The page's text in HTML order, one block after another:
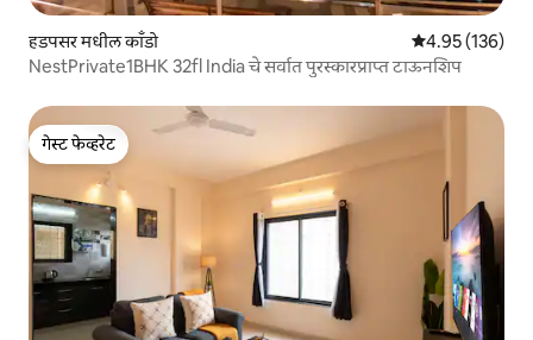
हडपसर मधील काँडो 5 पैकी 4.95
4.95 (136)
NestPrivate1BHK 32fl India चे सर्वात पुरस्कारप्राप्त टाऊनशिप
गेस्ट फेव्हरेट
गेस्ट फेव्हरेट